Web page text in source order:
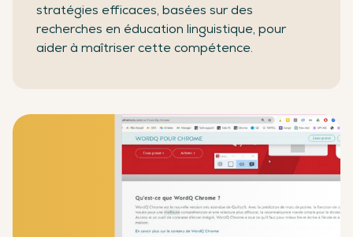
stratégies efficaces, basées sur des
recherches en éducation linguistique, pour
aider à maîtriser cette compétence.